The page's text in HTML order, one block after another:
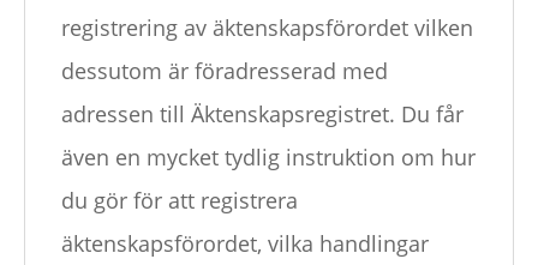
registrering av äktenskapsförordet vilken
dessutom är föradresserad med
adressen till Äktenskapsregistret. Du får
även en mycket tydlig instruktion om hur
du gör för att registrera
äktenskapsförordet, vilka handlingar